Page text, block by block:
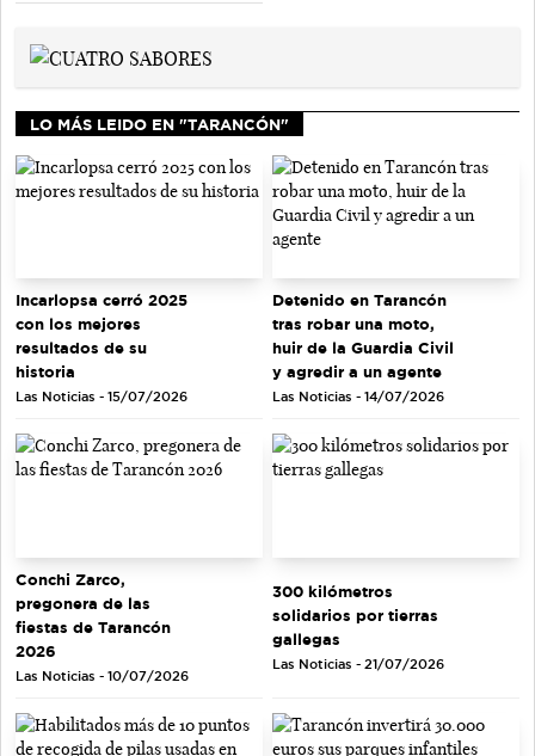
LO MÁS LEIDO EN "TARANCÓN"
Incarlopsa cerró 2025
con los mejores
resultados de su
historia
Las Noticias - 15/07/2026
Detenido en Tarancón
tras robar una moto,
huir de la Guardia Civil
y agredir a un agente
Las Noticias - 14/07/2026
Conchi Zarco,
pregonera de las
fiestas de Tarancón
2026
Las Noticias - 10/07/2026
300 kilómetros
solidarios por tierras
gallegas
Las Noticias - 21/07/2026